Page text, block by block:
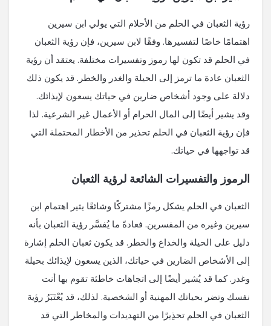
رؤية الثعبان في الحلم من الأحلام التي يولي ابن سيرين
اهتمامًا خاصًا لتفسيرها. وفقًا لابن سيرين، فإن رؤية الثعبان
في الحلم قد تكون لها رموز وتفسيرات مختلفة. يعتقد أن رؤية
الثعبان عادة ما ترمز إلى الحيلة والغدر والخطر. قد يكون ذلك
دلالة على وجود أشخاص ضارين في حياتك يسعون لإيذائك.
وقد يشير أيضًا إلى المال الحرام أو الأعمال غير الشرعية. لذا
فإن رؤية الثعبان في الحلم تحذير من الأخطار المحتملة التي
قد تواجهها في حياتك.
الرموز والتفسيرات الشائعة لرؤية الثعبان
الثعبان في الحلم يشكل رمزًا مشتركًا وشائعًا يثير اهتمام ابن
سيرين وغيره من المفسرين. فعادةً ما يُفسَّر رؤية الثعبان بأنه
دليل على الحيلة والخداع والخطر. قد يكون ثعبان الحلم إشارة
إلى الأشخاص الضارين في حياتك، الذين يسعون لإيذائك بحيلة
وغدر. كما قد يُشير أيضًا إلى اتجاهات خاطئة تقوم بها أنت
نفسك وتضر بحياتك المهنية أو الشخصية. لذلك، قد يُعْتَبَرُ رؤية
الثعبان في الحلم تحذِيرًا من التهديدات والمخاطر التي قد